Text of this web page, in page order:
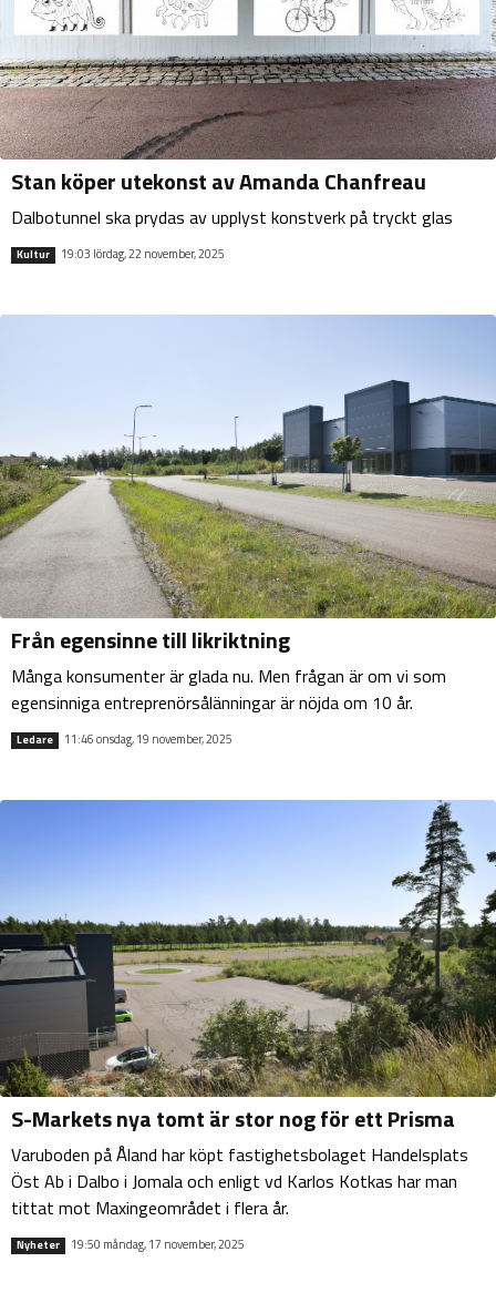
Stan köper utekonst av Amanda Chanfreau
Dalbotunnel ska prydas av upplyst konstverk på tryckt glas
Kultur 19:03 lördag, 22 november, 2025
Från egensinne till likriktning
Många konsumenter är glada nu. Men frågan är om vi som
egensinniga entreprenörsålänningar är nöjda om 10 år.
Ledare 11:46 onsdag, 19 november, 2025
S-Markets nya tomt är stor nog för ett Prisma
Varuboden på Åland har köpt fastighetsbolaget Handelsplats
Öst Ab i Dalbo i Jomala och enligt vd Karlos Kotkas har man
tittat mot Maxingeområdet i flera år.
Nyheter 19:50 måndag, 17 november, 2025